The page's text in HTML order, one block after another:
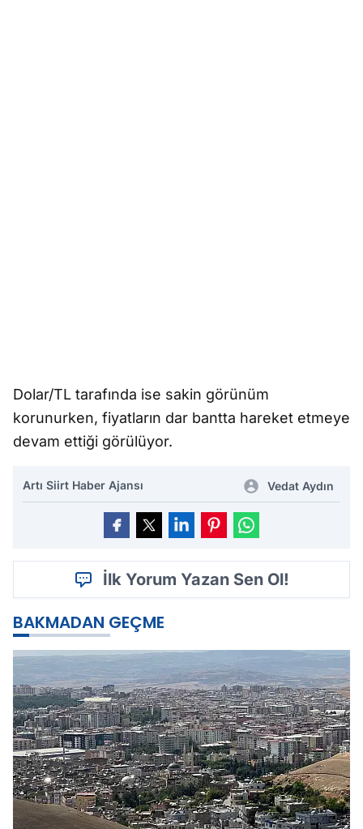
Dolar/TL tarafında ise sakin görünüm
korunurken, fiyatların dar bantta hareket etmeye
devam ettiği görülüyor.
Artı Siirt Haber Ajansı Vedat Aydın
İlk Yorum Yazan Sen Ol!
BAKMADAN GEÇME